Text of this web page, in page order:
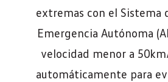
extremas con el Sistema
Emergencia Autónoma
velocidad menor a
automáticamente para